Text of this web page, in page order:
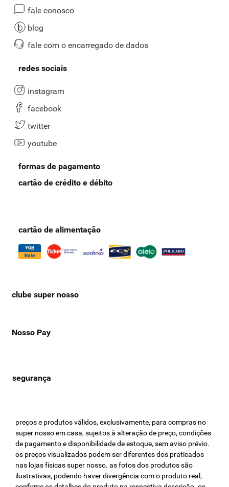
fale conosco
blog
fale com o encarregado de dados
redes sociais
instagram
facebook
twitter
youtube
formas de pagamento
cartão de crédito e débito
cartão de alimentação
clube super nosso
Nosso Pay
preços e produtos válidos, exclusivamente, para compras no
super nosso em casa, sujeitos à alteração de preço, condições
de pagamento e disponibilidade de estoque, sem aviso prévio.
os preços visualizados podem ser diferentes dos praticados
nas lojas físicas super nosso. as fotos dos produtos são
ilustrativas, podendo haver divergência com o produto real,